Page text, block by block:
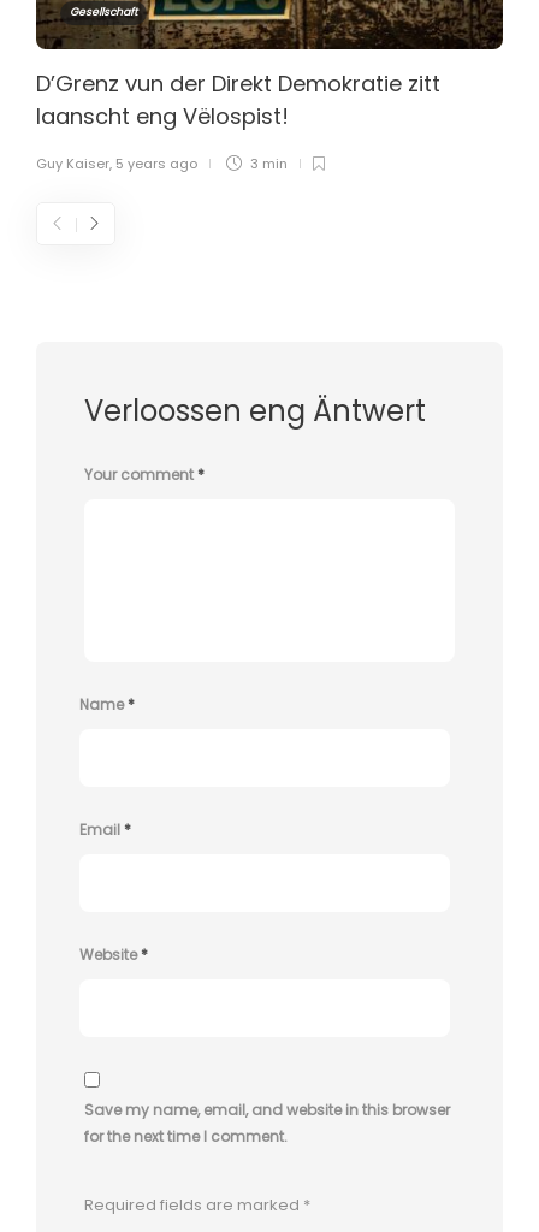
Gesellschaft
D’Grenz vun der Direkt Demokratie zitt
laanscht eng Vëlospist!
Guy Kaiser, 5 years ago 3 min
Verloossen eng Äntwert
Your comment*
Name*
Email*
Website*
Save my name, email, and website in this browser
for the next time I comment.
Required fields are marked *